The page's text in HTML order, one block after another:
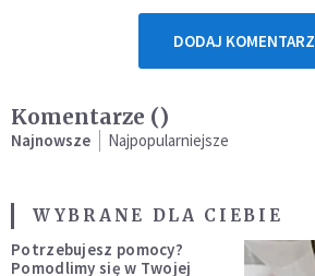
DODAJ KOMENTARZ
Komentarze ()
Najnowsze Najpopularniejsze
WYBRANE DLA CIEBIE
Potrzebujesz pomocy?
Pomodlimy się w Twojej